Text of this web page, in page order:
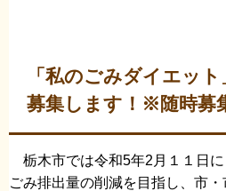
「私のごみダイエッ
募集します！※随時募
栃木市では令和5年2月１１日
ごみ排出量の削減を目指し、市